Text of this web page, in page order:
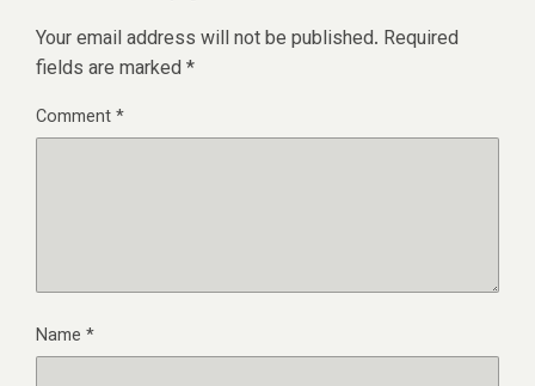
Your email address will not be published. Required
fields are marked *
Comment*
Name *